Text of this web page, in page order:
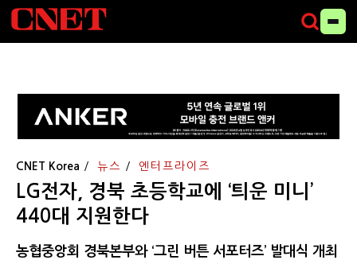
CNET Korea 뉴스 엔터프라이즈
LG전자, 경북 초등학교에 ‘틔운 미니’
440대 지원한다
농협중앙회 경북본부와 ‘그린 버튼 서포터즈’ 발대식 개최